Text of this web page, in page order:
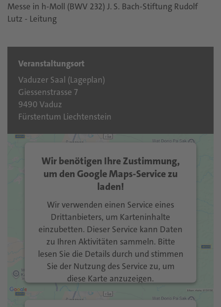
Messe in h-Moll (BWV 232) J. S. Bach-Stiftung Rudolf
Lutz - Leitung
Veranstaltungsort
Vaduzer Saal (Lageplan)
Giessenstrasse 7
9490 Vaduz
Fürstentum Liechtenstein
Wir benötigen Ihre Zustimmung,
um den Google Maps-Service zu
laden!
Wir verwenden einen Service eines
Drittanbieters, um Karteninhalte
einzubetten. Dieser Service kann Daten
zu Ihren Aktivitäten sammeln. Bitte
lesen Sie die Details durch und stimmen
Sie der Nutzung des Service zu, um
diese Karte anzuzeigen.
Mehr Informationen